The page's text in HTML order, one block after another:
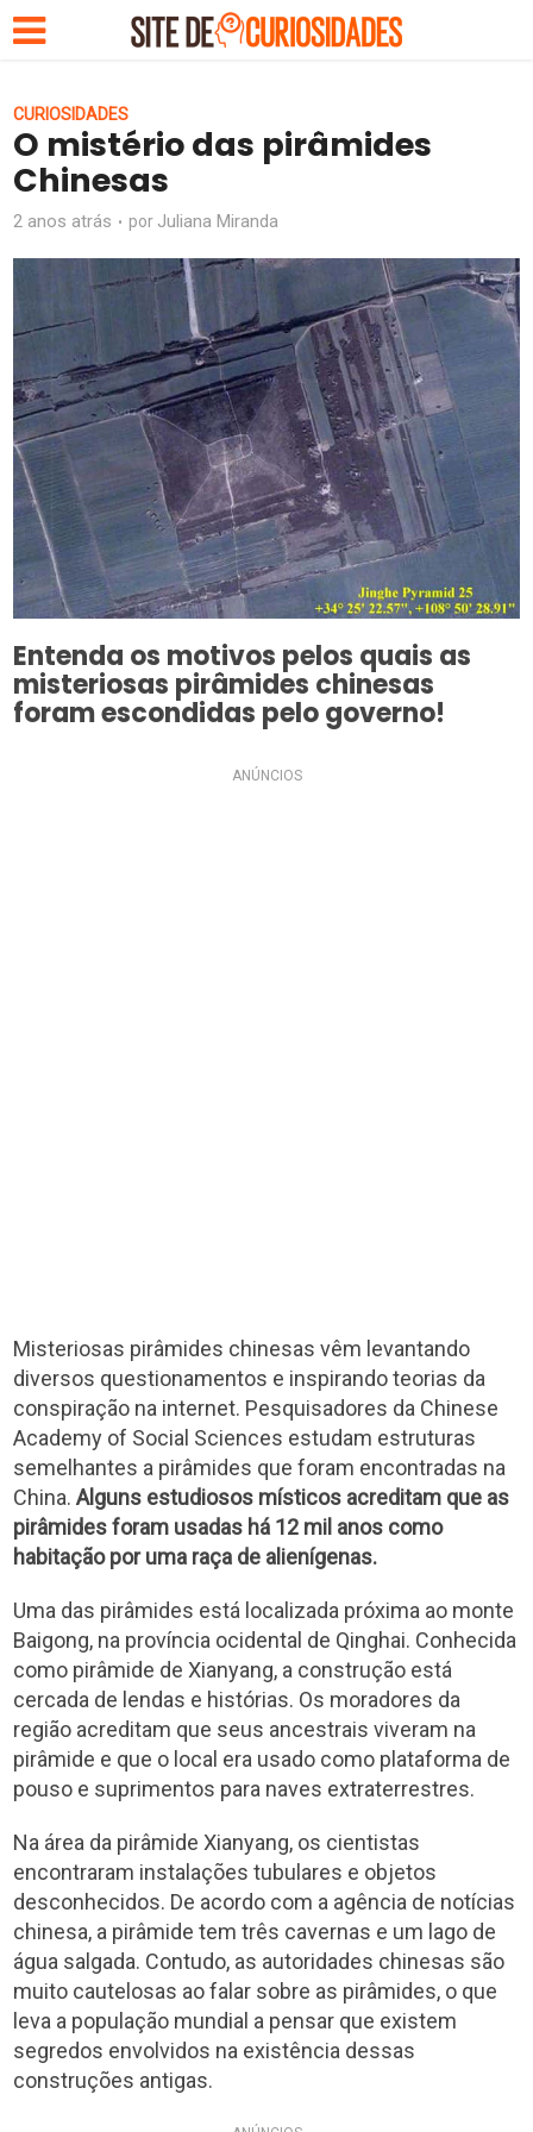
CURIOSIDADES
O mistério das pirâmides
Chinesas
2 anos atrás por Juliana Miranda
Entenda os motivos pelos quais as
misteriosas pirâmides chinesas
foram escondidas pelo governo!
ANÚNCIOS
Misteriosas pirâmides chinesas vêm levantando
diversos questionamentos e inspirando teorias da
conspiração na internet. Pesquisadores da Chinese
Academy of Social Sciences estudam estruturas
semelhantes a pirâmides que foram encontradas na
China.Alguns estudiosos místicos acreditam que as
pirâmides foram usadas há 12 mil anos como
habitação por uma raça de alienígenas.
Uma das pirâmides está localizada próxima ao monte
Baigong, na província ocidental de Qinghai. Conhecida
como pirâmide de Xianyang, a construção está
cercada de lendas e histórias. Os moradores da
região acreditam que seus ancestrais viveram na
pirâmide e que o local era usado como plataforma de
pouso e suprimentos para naves extraterrestres.
Na área da pirâmide Xianyang, os cientistas
encontraram instalações tubulares e objetos
desconhecidos. De acordo com a agência de notícias
chinesa, a pirâmide tem três cavernas e um lago de
água salgada. Contudo, as autoridades chinesas são
muito cautelosas ao falar sobre as pirâmides, o que
leva a população mundial a pensar que existem
segredos envolvidos na existência dessas
construções antigas.